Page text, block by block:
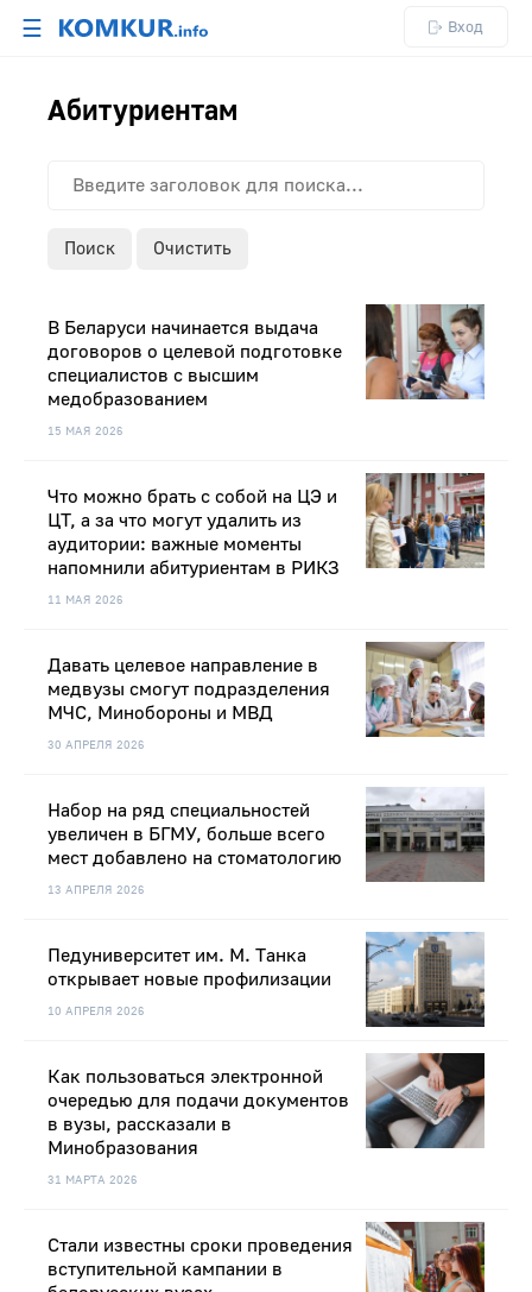
☰ Вход
Абитуриентам
Поиск Очистить
15 МАЯ 2026
В Беларуси начинается выдача
договоров о целевой подготовке
специалистов с высшим
медобразованием
11 МАЯ 2026
Что можно брать с собой на ЦЭ и
ЦТ, а за что могут удалить из
аудитории: важные моменты
напомнили абитуриентам в РИКЗ
30 АПРЕЛЯ 2026
Давать целевое направление в
медвузы смогут подразделения
МЧС, Минобороны и МВД
13 АПРЕЛЯ 2026
Набор на ряд специальностей
увеличен в БГМУ, больше всего
мест добавлено на стоматологию
10 АПРЕЛЯ 2026
Педуниверситет им. М. Танка
открывает новые профилизации
31 МАРТА 2026
Как пользоваться электронной
очередью для подачи документов
в вузы, рассказали в
Минобразования
Стали известны сроки проведения
вступительной кампании в